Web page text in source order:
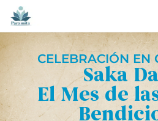
CELEBRACIÓN EN
Saka
El Mes de